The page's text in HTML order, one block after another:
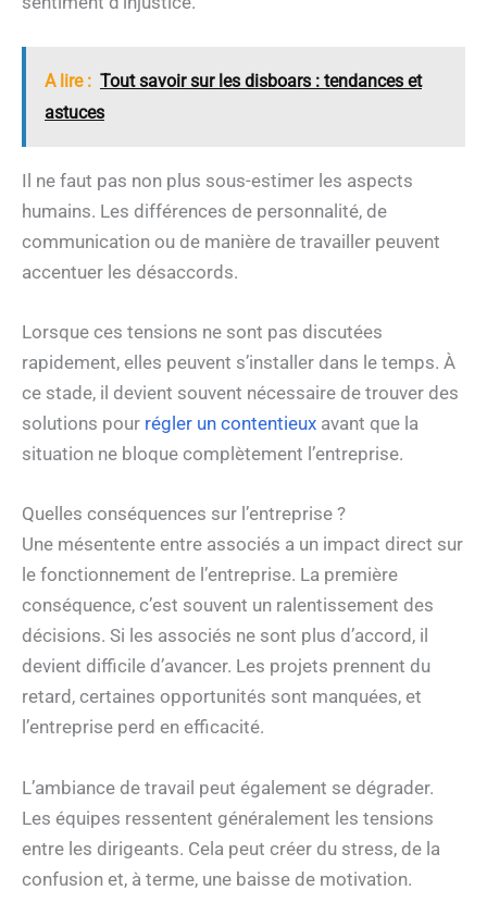
A lire : Tout savoir sur les disboars : tendances et
astuces
Il ne faut pas non plus sous-estimer les aspects
humains. Les différences de personnalité, de
communication ou de manière de travailler peuvent
accentuer les désaccords.
Lorsque ces tensions ne sont pas discutées
rapidement, elles peuvent s’installer dans le temps. À
ce stade, il devient souvent nécessaire de trouver des
solutions pour régler un contentieux avant que la
situation ne bloque complètement l’entreprise.
Quelles conséquences sur l’entreprise ?
Une mésentente entre associés a un impact direct sur
le fonctionnement de l’entreprise. La première
conséquence, c’est souvent un ralentissement des
décisions. Si les associés ne sont plus d’accord, il
devient difficile d’avancer. Les projets prennent du
retard, certaines opportunités sont manquées, et
l’entreprise perd en efficacité.
L’ambiance de travail peut également se dégrader.
Les équipes ressentent généralement les tensions
entre les dirigeants. Cela peut créer du stress, de la
confusion et, à terme, une baisse de motivation.